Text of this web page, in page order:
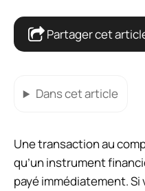
Partager cet
Dans cet article
Une transaction au
qu’un instrument
payé immédiatement. Si